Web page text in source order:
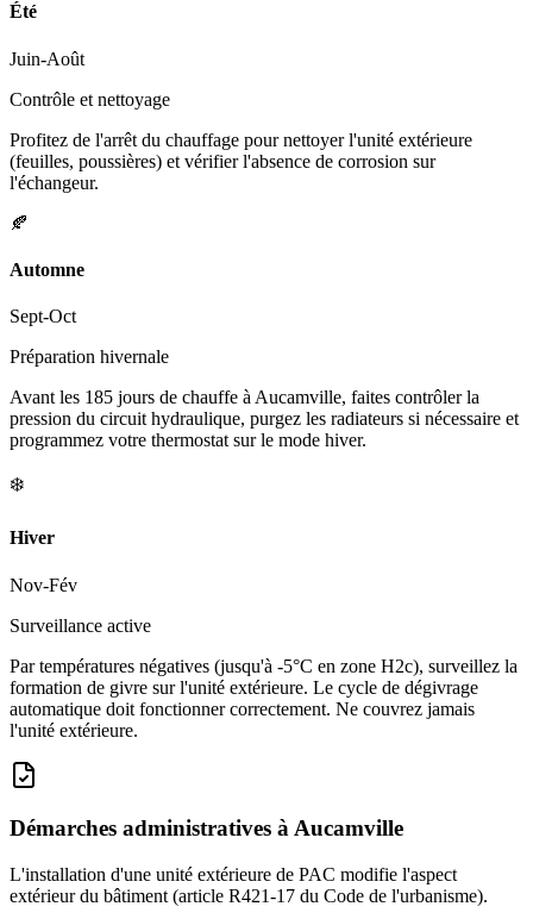
Été
Juin-Août
Contrôle et nettoyage
Profitez de l'arrêt du chauffage pour nettoyer l'unité extérieure
(feuilles, poussières) et vérifier l'absence de corrosion sur
l'échangeur.
🍂
Automne
Sept-Oct
Préparation hivernale
Avant les 185 jours de chauffe à Aucamville, faites contrôler la
pression du circuit hydraulique, purgez les radiateurs si nécessaire et
programmez votre thermostat sur le mode hiver.
❄️
Hiver
Nov-Fév
Surveillance active
Par températures négatives (jusqu'à -5°C en zone H2c), surveillez la
formation de givre sur l'unité extérieure. Le cycle de dégivrage
automatique doit fonctionner correctement. Ne couvrez jamais
l'unité extérieure.
Démarches administratives àAucamville
L'installation d'une unité extérieure de PAC modifie l'aspect
extérieur du bâtiment (article R421-17 du Code de l'urbanisme).